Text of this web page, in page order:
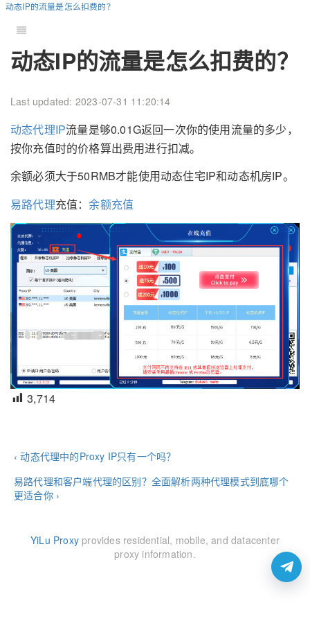
动态IP的流量是怎么扣费的？
动态IP的流量是怎么扣费的？
Last updated: 2023-07-31 11:20:14
动态代理IP流量是够0.01G返回一次你的使用流量的多少，
按你充值时的价格算出费用进行扣减。
余额必须大于50RMB才能使用动态住宅IP和动态机房IP。
易路代理充值：余额充值
3,714
‹ 动态代理中的Proxy IP只有一个吗？
易路代理和客户端代理的区别？全面解析两种代理模式到底哪个
更适合你 ›
YiLu Proxy provides residential, mobile, and datacenter
proxy information.